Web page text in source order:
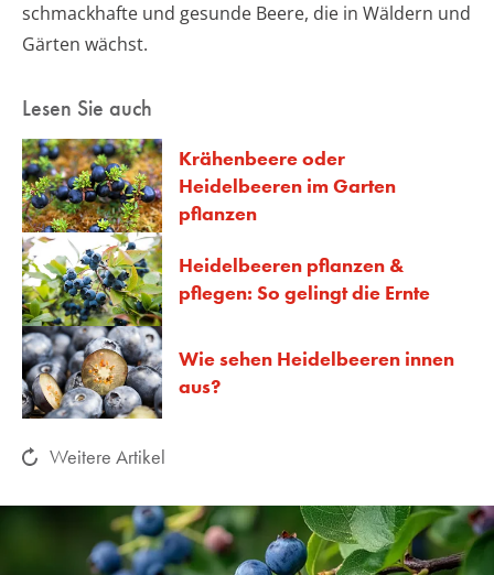
schmackhafte und gesunde Beere, die in Wäldern und
Gärten wächst.
Lesen Sie auch
Krähenbeere oder
Heidelbeeren im Garten
pflanzen
Heidelbeeren pflanzen &
pflegen: So gelingt die Ernte
Wie sehen Heidelbeeren innen
aus?
Weitere Artikel